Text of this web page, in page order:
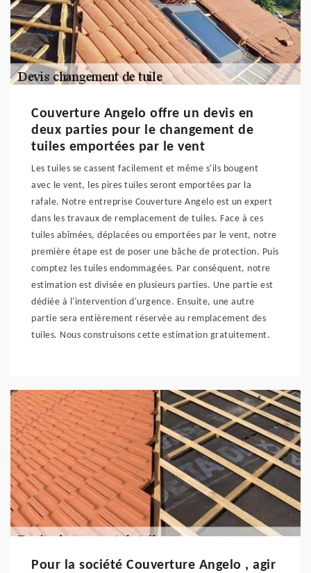
Couverture Angelo offre un devis en
deux parties pour le changement de
tuiles emportées par le vent
Les tuiles se cassent facilement et même s'ils bougent
avec le vent, les pires tuiles seront emportées par la
rafale. Notre entreprise Couverture Angelo est un expert
dans les travaux de remplacement de tuiles. Face à ces
tuiles abîmées, déplacées ou emportées par le vent, notre
première étape est de poser une bâche de protection. Puis
comptez les tuiles endommagées. Par conséquent, notre
estimation est divisée en plusieurs parties. Une partie est
dédiée à l'intervention d'urgence. Ensuite, une autre
partie sera entièrement réservée au remplacement des
tuiles. Nous construisons cette estimation gratuitement.
Pour la société Couverture Angelo , agir